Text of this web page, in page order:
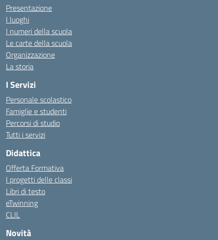
Presentazione
I luoghi
I numeri della scuola
Le carte della scuola
Organizzazione
La storia
I Servizi
Personale scolastico
Famiglie e studenti
Percorsi di studio
Tutti i servizi
Didattica
Offerta Formativa
I progetti delle classi
Libri di testo
eTwinning
CLIL
Novità